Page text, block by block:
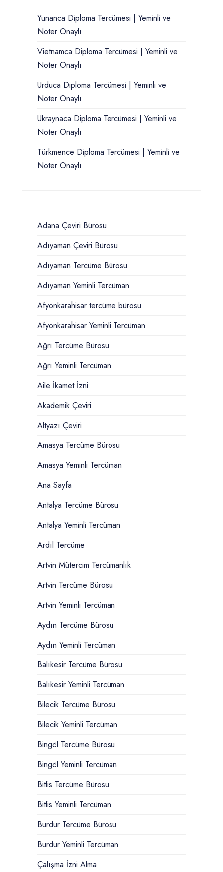
Yunanca Diploma Tercümesi | Yeminli ve
Noter Onaylı
Vietnamca Diploma Tercümesi | Yeminli ve
Noter Onaylı
Urduca Diploma Tercümesi | Yeminli ve
Noter Onaylı
Ukraynaca Diploma Tercümesi | Yeminli ve
Noter Onaylı
Türkmence Diploma Tercümesi | Yeminli ve
Noter Onaylı
Adana Çeviri Bürosu
Adıyaman Çeviri Bürosu
Adıyaman Tercüme Bürosu
Adıyaman Yeminli Tercüman
Afyonkarahisar tercüme bürosu
Afyonkarahisar Yeminli Tercüman
Ağrı Tercüme Bürosu
Ağrı Yeminli Tercüman
Aile İkamet İzni
Akademik Çeviri
Altyazı Çeviri
Amasya Tercüme Bürosu
Amasya Yeminli Tercüman
Ana Sayfa
Antalya Tercüme Bürosu
Antalya Yeminli Tercüman
Ardıl Tercüme
Artvin Mütercim Tercümanlık
Artvin Tercüme Bürosu
Artvin Yeminli Tercüman
Aydın Tercüme Bürosu
Aydın Yeminli Tercüman
Balıkesir Tercüme Bürosu
Balıkesir Yeminli Tercüman
Bilecik Tercüme Bürosu
Bilecik Yeminli Tercüman
Bingöl Tercüme Bürosu
Bingöl Yeminli Tercüman
Bitlis Tercüme Bürosu
Bitlis Yeminli Tercüman
Burdur Tercüme Bürosu
Burdur Yeminli Tercüman
Çalışma İzni Alma